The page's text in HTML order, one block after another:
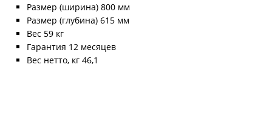
Размер (ширина) 800 мм
Размер (глубина) 615 мм
Вес 59 кг
Гарантия 12 месяцев
Вес нетто, кг 46,1